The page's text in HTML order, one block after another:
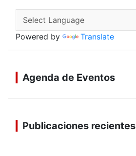
Powered by Translate
Agenda de Eventos
Publicaciones recientes